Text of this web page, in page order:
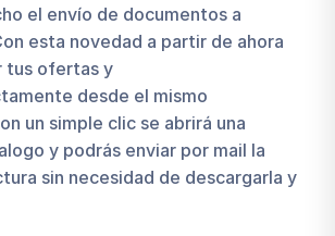
el envío de documentos a
esta novedad a partir de ahora
tus ofertas y
desde el mismo
un simple clic se abrirá una
y podrás enviar por mail la
sin necesidad de descargarla y